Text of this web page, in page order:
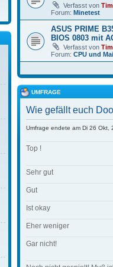
Verfasst von
Forum: Minetest
ASUS PRIME
BIOS 0803 mit
Verfasst von
Forum: CPU und
UMFRAGE
Wie gefällt euch
Umfrage endete am Di 26 Okt,
Top !
Sehr gut
Gut
Ist okay
Eher weniger
Gar nicht!